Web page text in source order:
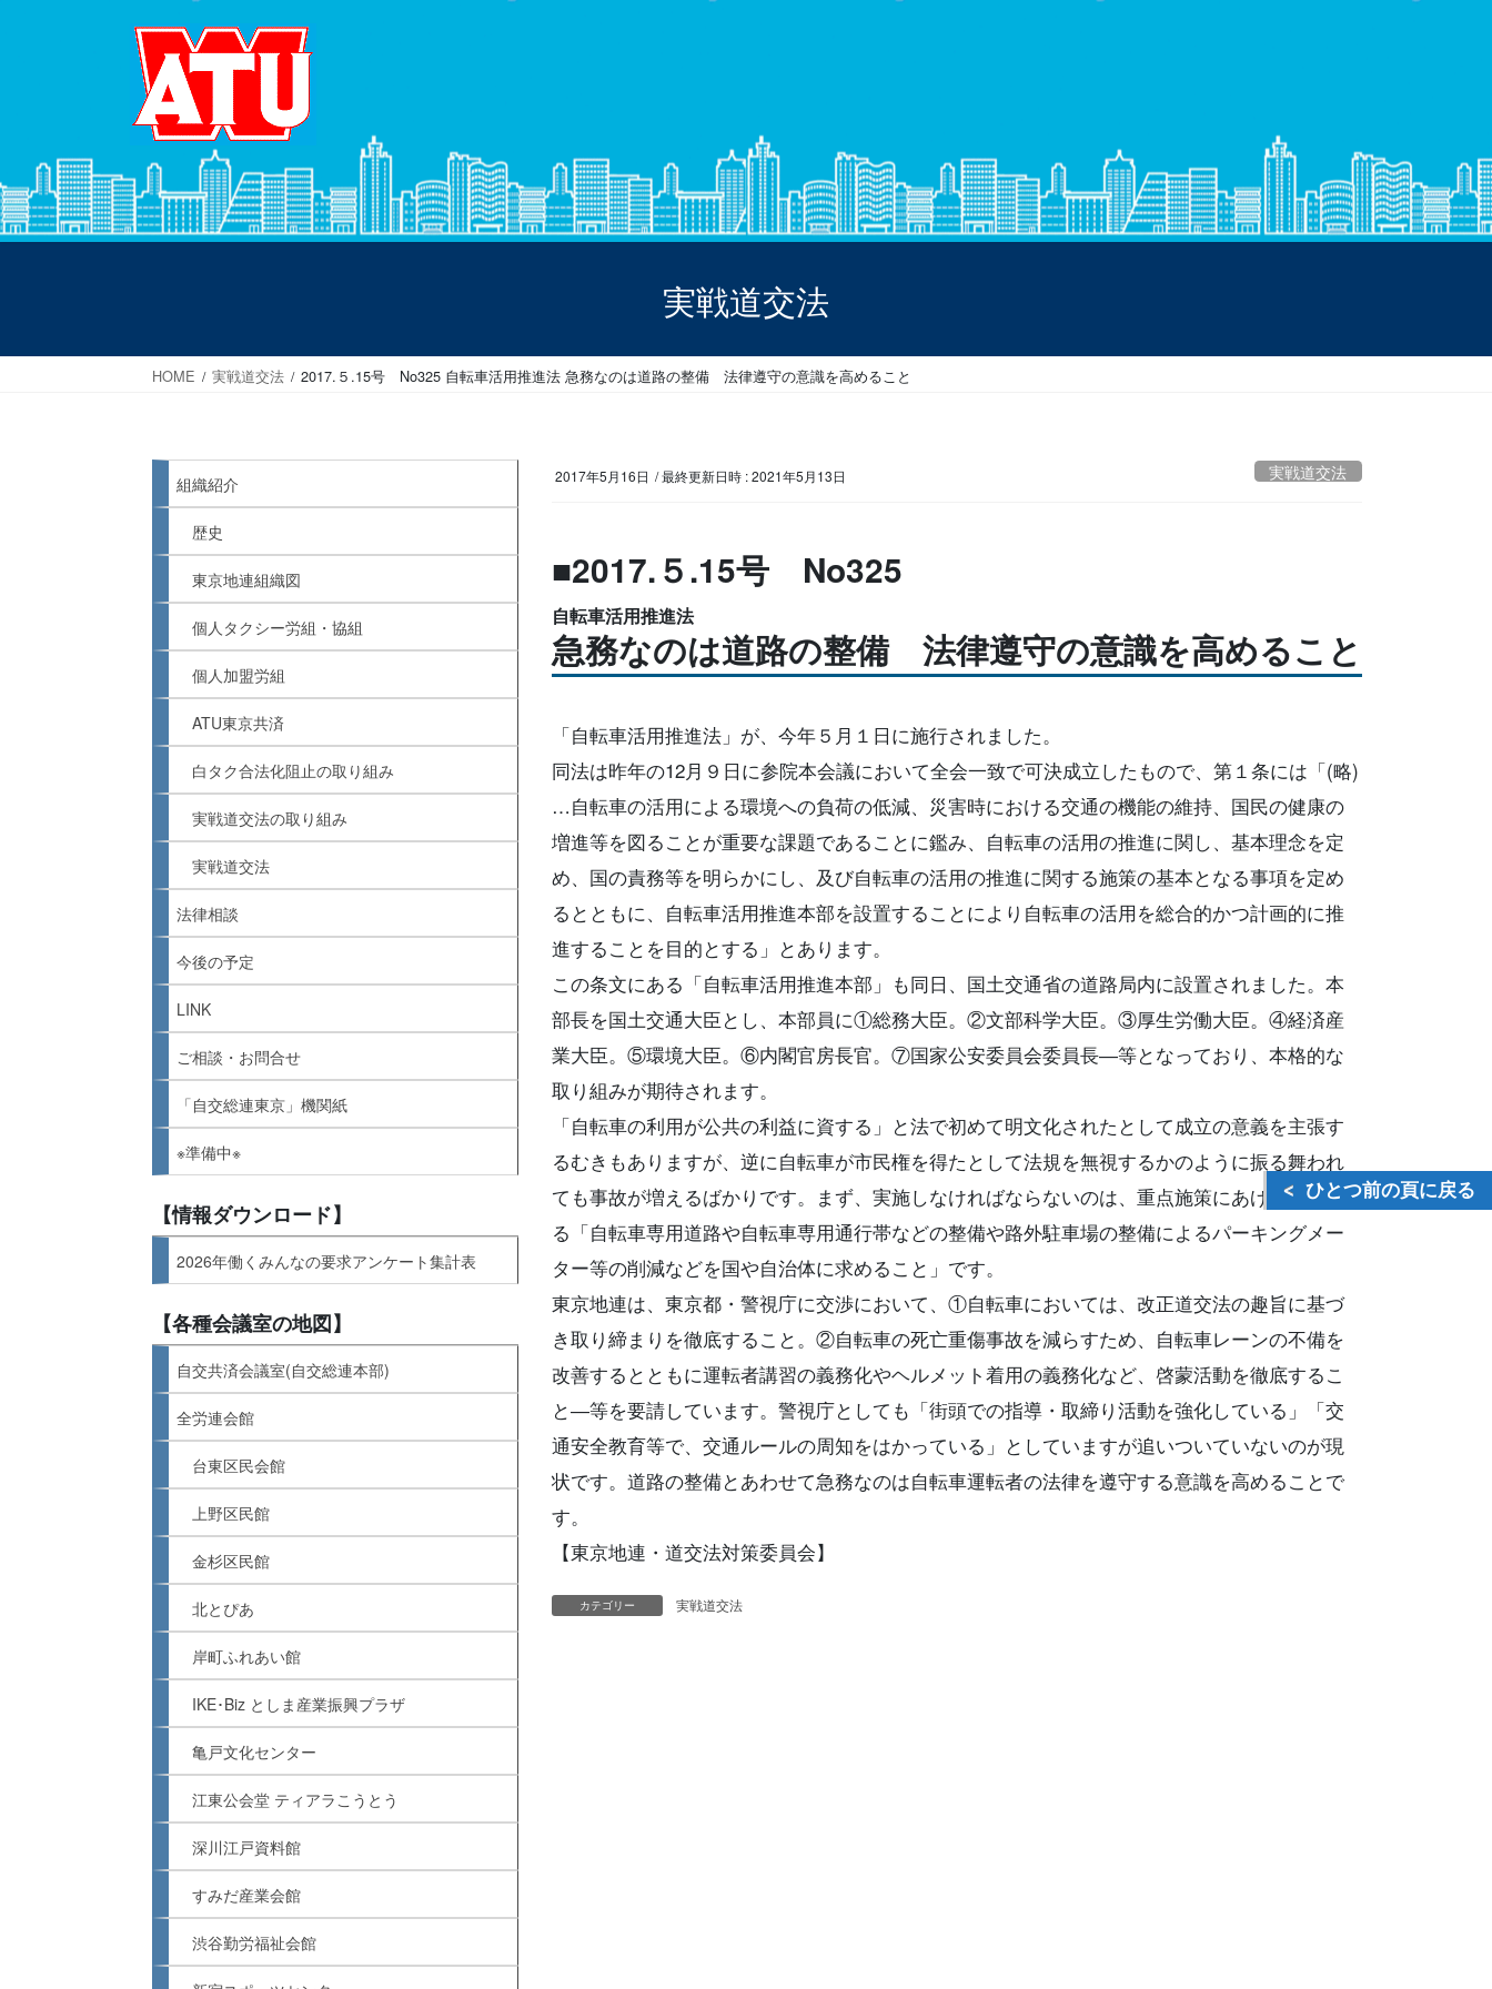
ス
キ
ッ
ン
に
移
実戦道交法
HOME 実戦道交法 2017.５.15号 No325 自転車活用推進法 急務なのは道路の整備 法律遵守の意識を高めること
2017年5月16日 / 最終更新日時 :2021年5月13日 実戦道交法
■2017.５.15号 No325
自転車活用推進法
急務なのは道路の整備 法律遵守の意識を高めること
「自転車活用推進法」が、今年５月１日に施行されました。
同法は昨年の12月９日に参院本会議において全会一致で可決成立したもので、第１条には「(略)
…自転車の活用による環境への負荷の低減、災害時における交通の機能の維持、国民の健康の
増進等を図ることが重要な課題であることに鑑み、自転車の活用の推進に関し、基本理念を定
め、国の責務等を明らかにし、及び自転車の活用の推進に関する施策の基本となる事項を定め
るとともに、自転車活用推進本部を設置することにより自転車の活用を総合的かつ計画的に推
進することを目的とする」とあります。
この条文にある「自転車活用推進本部」も同日、国土交通省の道路局内に設置されました。本
部長を国土交通大臣とし、本部員に①総務大臣。②文部科学大臣。③厚生労働大臣。④経済産
業大臣。⑤環境大臣。⑥内閣官房長官。⑦国家公安委員会委員長―等となっており、本格的な
取り組みが期待されます。
「自転車の利用が公共の利益に資する」と法で初めて明文化されたとして成立の意義を主張す
るむきもありますが、逆に自転車が市民権を得たとして法規を無視するかのように振る舞われ
ても事故が増えるばかりです。まず、実施しなければならないのは、重点施策にあげられてい
る「自転車専用道路や自転車専用通行帯などの整備や路外駐車場の整備によるパーキングメー
ター等の削減などを国や自治体に求めること」です。
東京地連は、東京都・警視庁に交渉において、①自転車においては、改正道交法の趣旨に基づ
き取り締まりを徹底すること。②自転車の死亡重傷事故を減らすため、自転車レーンの不備を
改善するとともに運転者講習の義務化やヘルメット着用の義務化など、啓蒙活動を徹底するこ
と―等を要請しています。警視庁としても「街頭での指導・取締り活動を強化している」「交
通安全教育等で、交通ルールの周知をはかっている」としていますが追いついていないのが現
状です。道路の整備とあわせて急務なのは自転車運転者の法律を遵守する意識を高めることで
す。
【東京地連・道交法対策委員会】
カテゴリー 実戦道交法
組織紹介
歴史
東京地連組織図
個人タクシー労組・協組
個人加盟労組
ATU東京共済
白タク合法化阻止の取り組み
実戦道交法の取り組み
実戦道交法
法律相談
今後の予定
LINK
ご相談・お問合せ
「自交総連東京」機関紙
※準備中※
【情報ダウンロード】
2026年働くみんなの要求アンケート集計表
【各種会議室の地図】
自交共済会議室(自交総連本部)
全労連会館
台東区民会館
上野区民館
金杉区民館
北とぴあ
岸町ふれあい館
IKE･Biz としま産業振興プラザ
亀戸文化センター
江東公会堂 ティアラこうとう
深川江戸資料館
すみだ産業会館
渋谷勤労福祉会館
ひとつ前の頁に戻る